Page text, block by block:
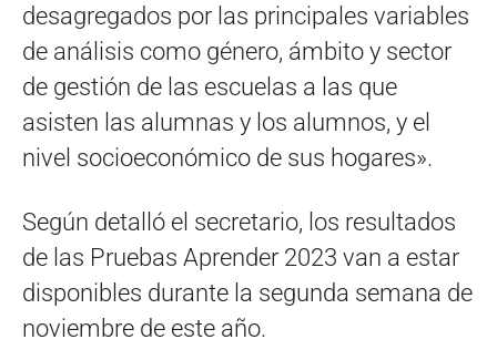
desagregados por las principales variables
de análisis como género, ámbito y sector
de gestión de las escuelas a las que
asisten las alumnas y los alumnos, y el
nivel socioeconómico de sus hogares».
Según detalló el secretario, los resultados
de las Pruebas Aprender 2023 van a estar
disponibles durante la segunda semana de
noviembre de este año.